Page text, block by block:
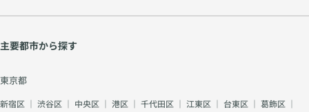
主要都市から探す
東京都
新宿区 ｜ 渋谷区 ｜ 中央区 ｜ 港区 ｜ 千代田区 ｜ 江東区 ｜ 台東区 ｜ 葛飾区 ｜